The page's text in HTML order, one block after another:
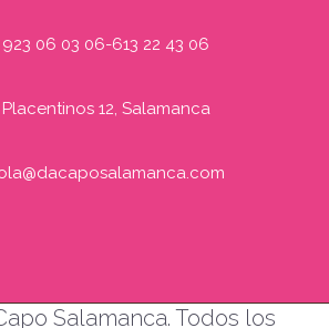
923 06 03 06-613 22 43 06
Placentinos 12, Salamanca
Salamanca. Todos los